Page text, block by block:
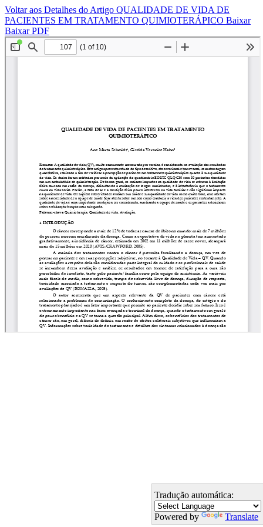
Voltar aos Detalhes do Artigo QUALIDADE DE VIDA DE
PACIENTES EM TRATAMENTO QUIMIOTERÁPICO Baixar
Baixar PDF
Tradução automática:
Powered by Translate